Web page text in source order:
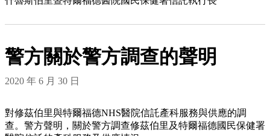
警方關於警方調查的聲明
2020 年 6 月 30 日
對修茲伯里與特爾福德NHS醫院信託產科服務與供應的調
查。警方聲明，關於警方調查修茲伯里及特爾福德國民保健署